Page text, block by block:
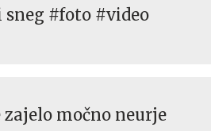
#foto #video
zajelo močno neurje